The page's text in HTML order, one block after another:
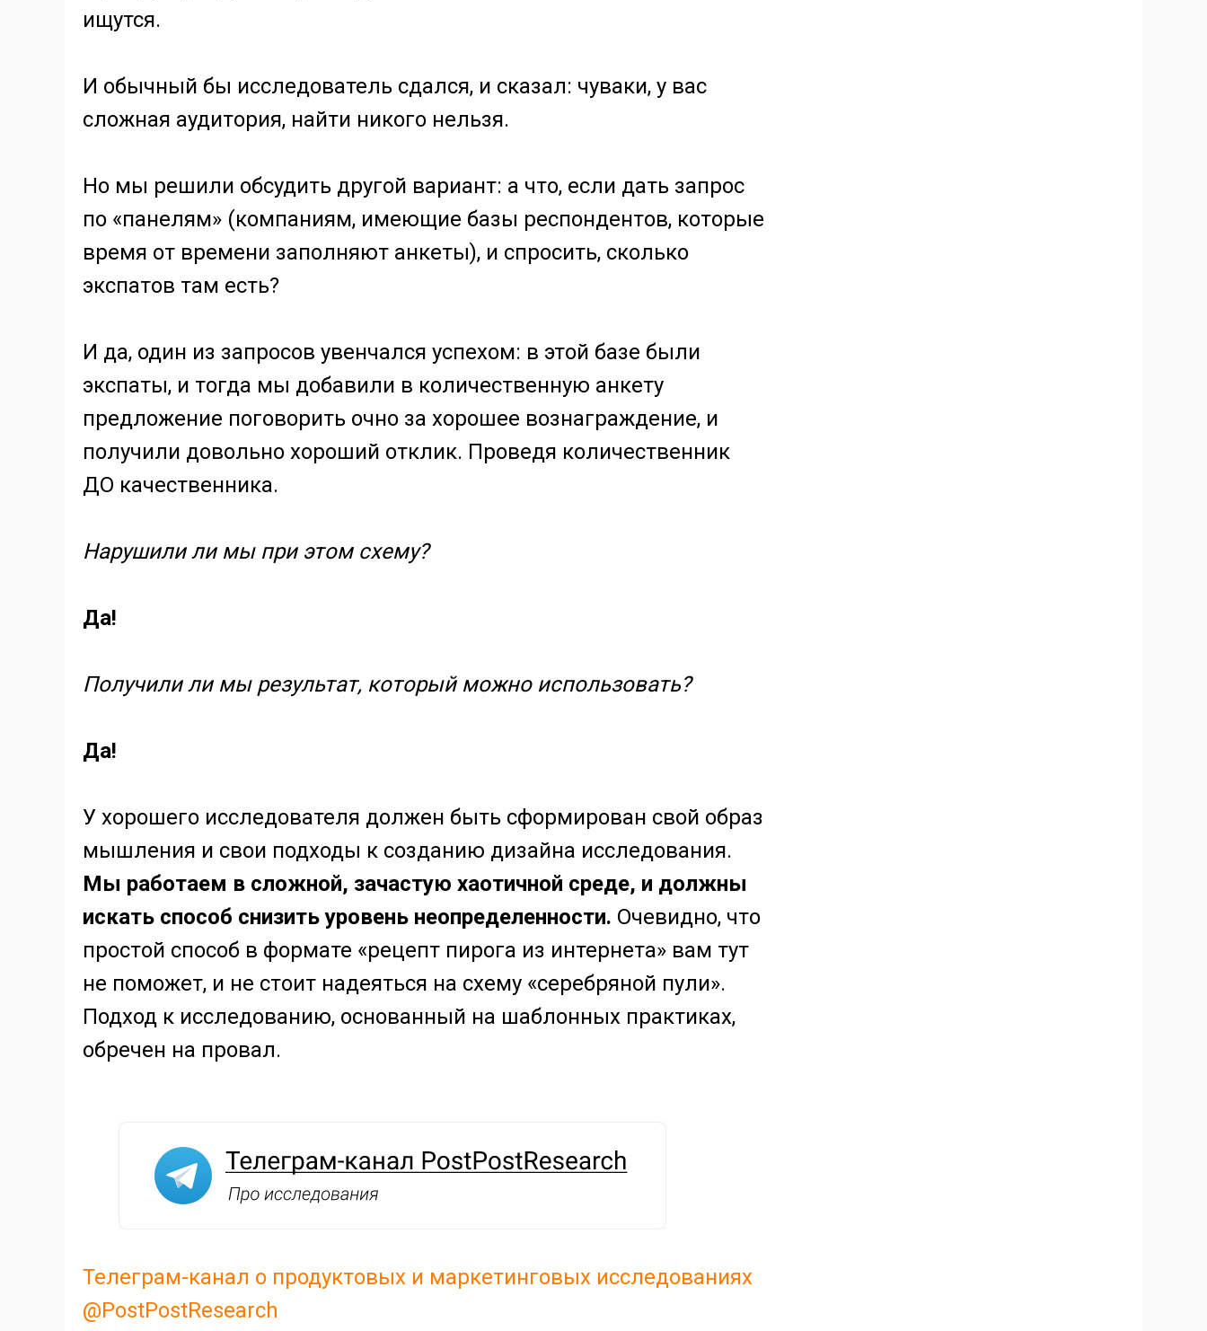
ищутся.
И обычный бы исследователь сдался, и сказал: чуваки, у вас
сложная аудитория, найти никого нельзя.
Но мы решили обсудить другой вариант: а что, если дать запрос
по «панелям» (компаниям, имеющие базы респондентов, которые
время от времени заполняют анкеты), и спросить, сколько
экспатов там есть?
И да, один из запросов увенчался успехом: в этой базе были
экспаты, и тогда мы добавили в количественную анкету
предложение поговорить очно за хорошее вознаграждение, и
получили довольно хороший отклик. Проведя количественник
ДО качественника.
Нарушили ли мы при этом схему?
Да!
Получили ли мы результат, который можно использовать?
Да!
У хорошего исследователя должен быть сформирован свой образ
мышления и свои подходы к созданию дизайна исследования.
Мы работаем в сложной, зачастую хаотичной среде, и должны
искать способ снизить уровень неопределенности. Очевидно, что
простой способ в формате «рецепт пирога из интернета» вам тут
не поможет, и не стоит надеяться на схему «серебряной пули».
Подход к исследованию, основанный на шаблонных практиках,
обречен на провал.
Телеграм-канал о продуктовых и маркетинговых исследованиях
@PostPostResearch